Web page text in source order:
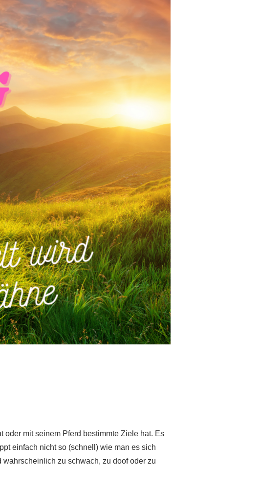
oder mit seinem Pferd bestimmte Ziele hat. Es
einfach nicht so (schnell) wie man es sich
zu schwach, zu doof oder zu